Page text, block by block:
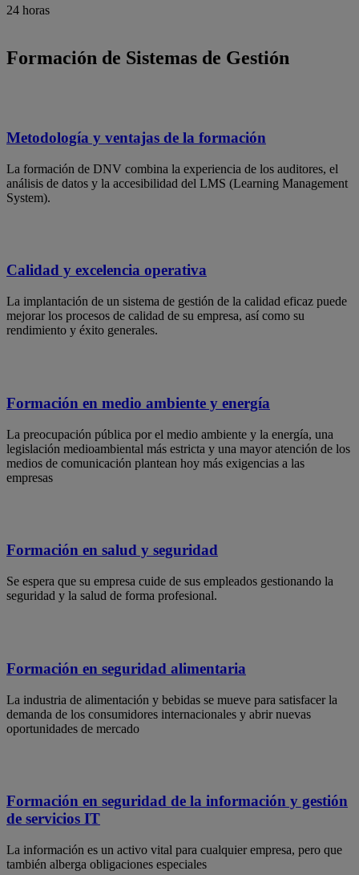
24 horas
Formación de Sistemas de Gestión
Metodología y ventajas de la formación
La formación de DNV combina la experiencia de los auditores, el
análisis de datos y la accesibilidad del LMS (Learning Management
System).
Calidad y excelencia operativa
La implantación de un sistema de gestión de la calidad eficaz puede
mejorar los procesos de calidad de su empresa, así como su
rendimiento y éxito generales.
Formación en medio ambiente y energía
La preocupación pública por el medio ambiente y la energía, una
legislación medioambiental más estricta y una mayor atención de los
medios de comunicación plantean hoy más exigencias a las
empresas
Formación en salud y seguridad
Se espera que su empresa cuide de sus empleados gestionando la
seguridad y la salud de forma profesional.
Formación en seguridad alimentaria
La industria de alimentación y bebidas se mueve para satisfacer la
demanda de los consumidores internacionales y abrir nuevas
oportunidades de mercado
Formación en seguridad de la información y gestión
de servicios IT
La información es un activo vital para cualquier empresa, pero que
también alberga obligaciones especiales